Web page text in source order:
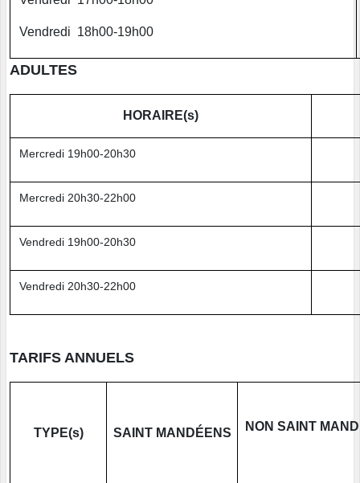
Vendredi 18h00-19h00
ADULTES
HORAIRE(s)
Mercredi 19h00-20h30
Mercredi 20h30-22h00
Vendredi 19h00-20h30
Vendredi 20h30-22h00
TARIFS ANNUELS
TYPE(s) SAINT MANDÉENS NON SAINT